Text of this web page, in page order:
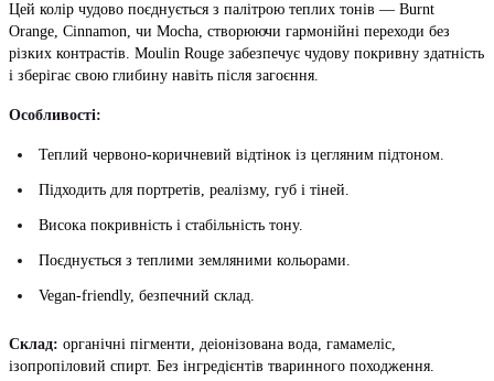
Цей колір чудово поєднується з палітрою теплих тонів — Burnt
Orange, Cinnamon, чи Mocha, створюючи гармонійні переходи без
різких контрастів. Moulin Rouge забезпечує чудову покривну здатність
і зберігає свою глибину навіть після загоєння.
Особливості:
Теплий червоно-коричневий відтінок із цегляним підтоном.
Підходить для портретів, реалізму, губ і тіней.
Висока покривність і стабільність тону.
Поєднується з теплими земляними кольорами.
Vegan-friendly, безпечний склад.
Склад: органічні пігменти, деіонізована вода, гамамеліс,
ізопропіловий спирт. Без інгредієнтів тваринного походження.